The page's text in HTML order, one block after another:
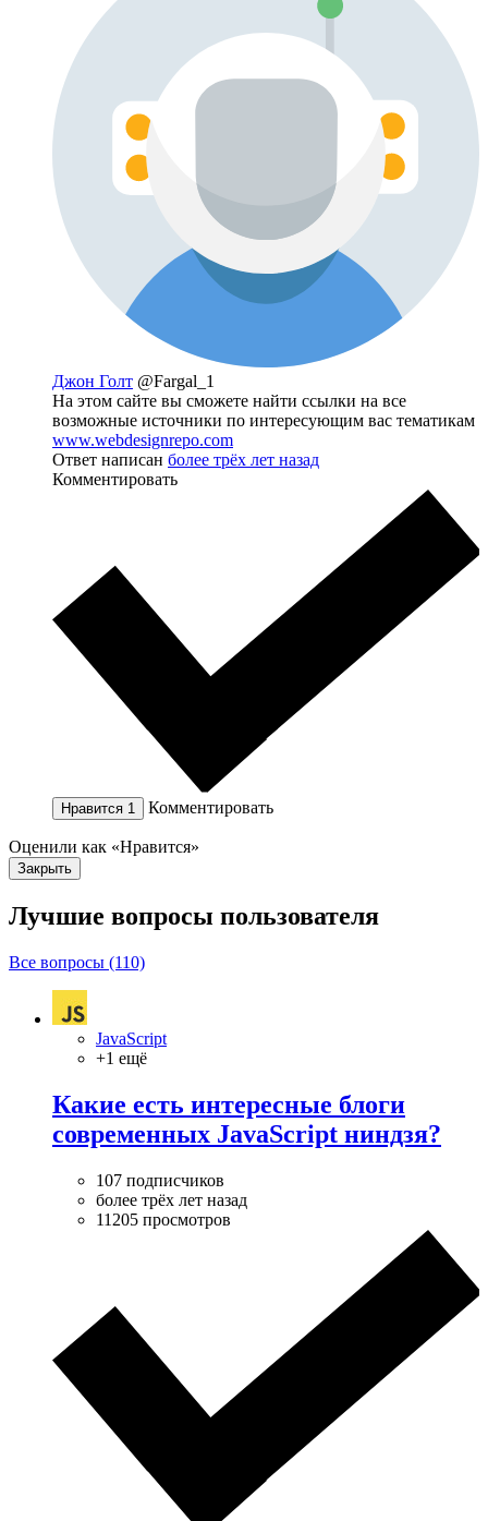
Джон Голт @Fargal_1
На этом сайте вы сможете найти ссылки на все
возможные источники по интересующим вас тематикам
www.webdesignrepo.com
Ответ написан более трёх лет назад
Комментировать
Нравится 1 Комментировать
Оценили как «Нравится»
Закрыть
Лучшие вопросы пользователя
Все вопросы (110)
JavaScript
+1 ещё
Какие есть интересные блоги
современных JavaScript ниндзя?
107 подписчиков
более трёх лет назад
11205 просмотров